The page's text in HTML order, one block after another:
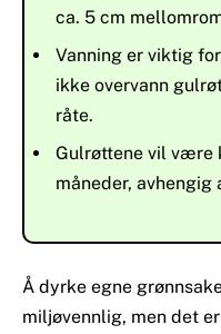
ca. 5 cm
Vanning er viktig
ikke overvann
råte.
Gulrøttene vil være
måneder, avhengig
Å dyrke egne
miljøvennlig, men det